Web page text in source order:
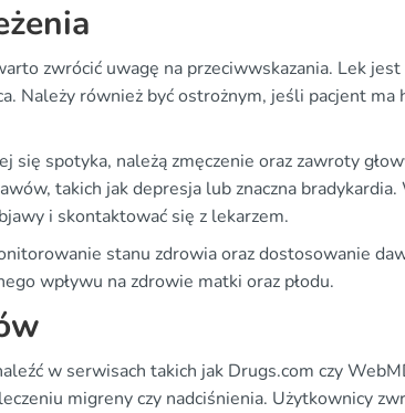
zwrócić uwagę na przeciwwskazania. Lek
Należy również być ostrożnym, jeśli pacjent ma
się spotyka, należą zmęczenie oraz zawroty
takich jak depresja lub znaczna
i skontaktować się z lekarzem.
stanu zdrowia oraz dostosowanie
wpływu na zdrowie matki oraz płodu.
w serwisach takich jak Drugs.com czy
migreny czy nadciśnienia. Użytkownicy